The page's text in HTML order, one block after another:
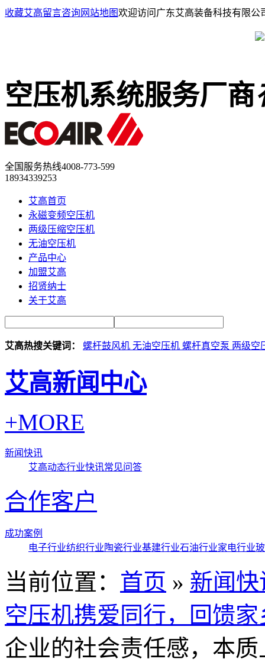
收藏艾高留言咨询 网站地图欢迎访问广东艾高装备科技有限公
空压机系统服务厂商
全国服务热线4008-773-599
18934339253
艾高首页
永磁变频空压机
两级压缩空压机
无油空压机
产品中心
加盟艾高
招贤纳士
关于艾高
艾高热搜关键词： 螺杆鼓风机 无油空压机 螺杆真空泵 两级空
艾高新闻中心
+MORE
新闻快讯
艾高动态行业快讯常见问答
合作客户
成功案例
电子行业纺织行业陶瓷行业基建行业石油行业家电行业
当前位置： 首页 » 新闻快
空压机携爱同行，回馈家
企业的社会责任感，本